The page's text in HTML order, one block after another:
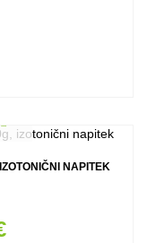
NAPITEK